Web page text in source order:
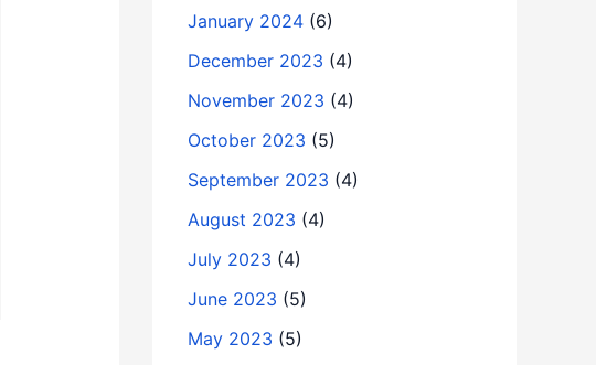
January 2024 (6)
December 2023 (4)
November 2023 (4)
October 2023 (5)
September 2023 (4)
August 2023 (4)
July 2023 (4)
June 2023 (5)
May 2023 (5)